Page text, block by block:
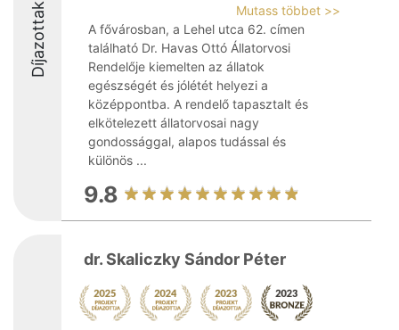
Díjazottak
Mutass többet >>
A fővárosban, a Lehel utca 62. címen
található Dr. Havas Ottó Állatorvosi
Rendelője kiemelten az állatok
egészségét és jólétét helyezi a
középpontba. A rendelő tapasztalt és
elkötelezett állatorvosai nagy
gondossággal, alapos tudással és
különös ...
9.8
dr. Skaliczky Sándor Péter